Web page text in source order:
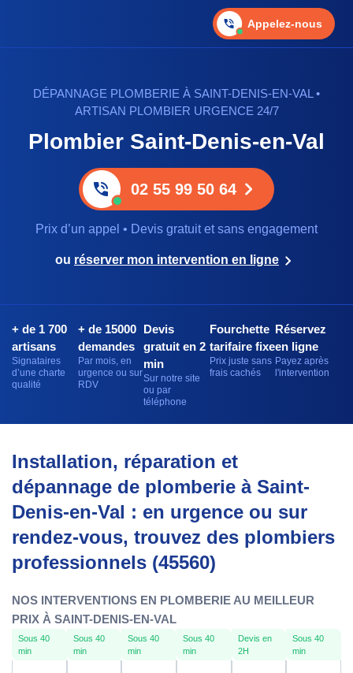
Appelez-nous
DÉPANNAGE PLOMBERIE À SAINT-DENIS-EN-VAL •
ARTISAN PLOMBIER URGENCE 24/7
Plombier Saint-Denis-en-Val
02 55 99 50 64
Prix d’un appel • Devis gratuit et sans engagement
ou réserver mon intervention en ligne
+ de 1 700
artisans
Signataires
d’une charte
qualité
+ de 15000
demandes
Par mois, en
urgence ou sur
RDV
Devis
gratuit en 2
min
Sur notre site
ou par
téléphone
Fourchette
tarifaire fixe
Prix juste sans
frais cachés
Réservez
en ligne
Payez après
l'intervention
Installation, réparation et
dépannage de plomberie à Saint-
Denis-en-Val : en urgence ou sur
rendez-vous, trouvez des plombiers
professionnels (45560)
NOS INTERVENTIONS EN PLOMBERIE AU MEILLEUR
PRIX À SAINT-DENIS-EN-VAL
Sous 40
min
Sous 40
min
Sous 40
min
Sous 40
min
Devis en
2H
Sous 40
min